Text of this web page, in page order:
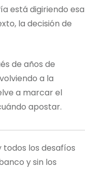
está digiriendo esa
la decisión de
de años de
a la
a marcar el
apostar.
los desafíos
y sin los